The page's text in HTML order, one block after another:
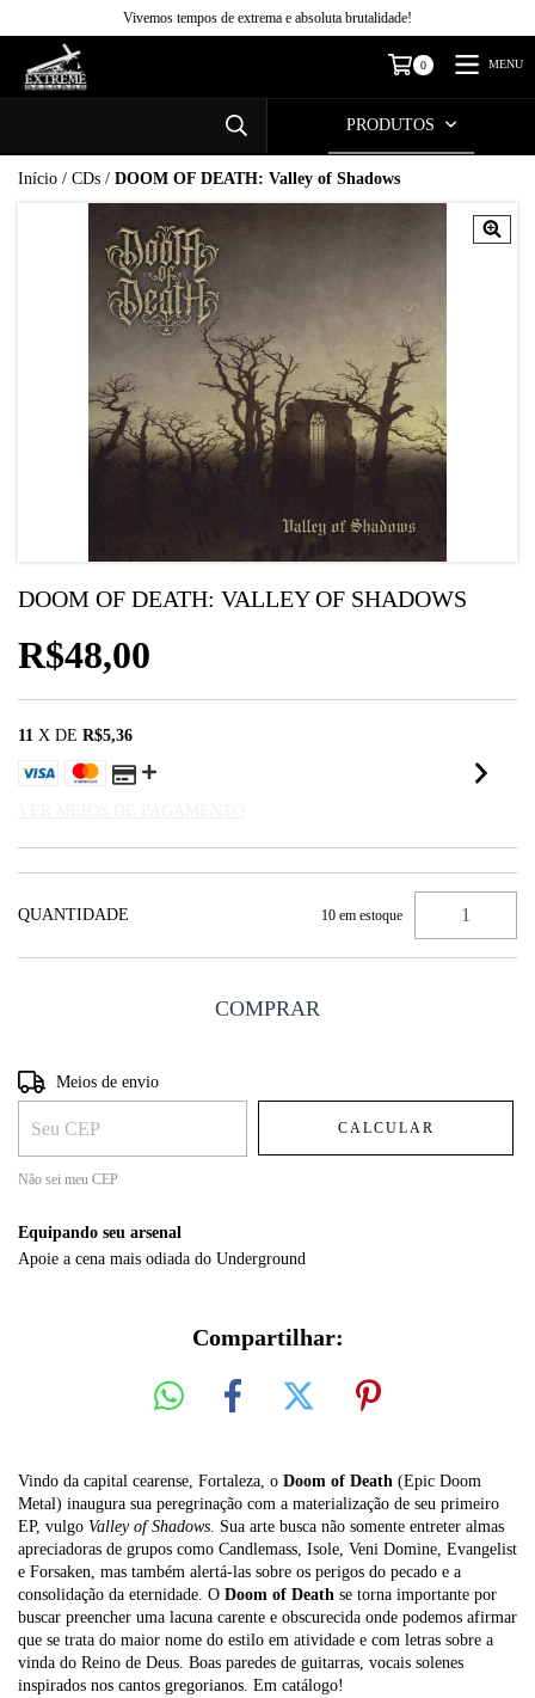
Vivemos tempos de extrema e absoluta brutalidade!
0 MENU
PRODUTOS
Início / CDs / DOOM OF DEATH: Valley of Shadows
DOOM OF DEATH: VALLEY OF SHADOWS
R$48,00
11 X DE R$5,36
QUANTIDADE 10 em estoque
Entregas para o CEP:
Meios de envio
CALCULAR
Não sei meu CEP
Equipando seu arsenal
Apoie a cena mais odiada do Underground
Compartilhar:
Vindo da capital cearense, Fortaleza, o Doom of Death (Epic Doom
Metal) inaugura sua peregrinação com a materialização de seu primeiro
EP, vulgo Valley of Shadows . Sua arte busca não somente entreter almas
apreciadoras de grupos como Candlemass, Isole, Veni Domine, Evangelist
e Forsaken, mas também alertá-las sobre os perigos do pecado e a
consolidação da eternidade. O Doom of Death se torna importante por
buscar preencher uma lacuna carente e obscurecida onde podemos afirmar
que se trata do maior nome do estilo em atividade e com letras sobre a
vinda do Reino de Deus. Boas paredes de guitarras, vocais solenes
inspirados nos cantos gregorianos. Em catálogo!